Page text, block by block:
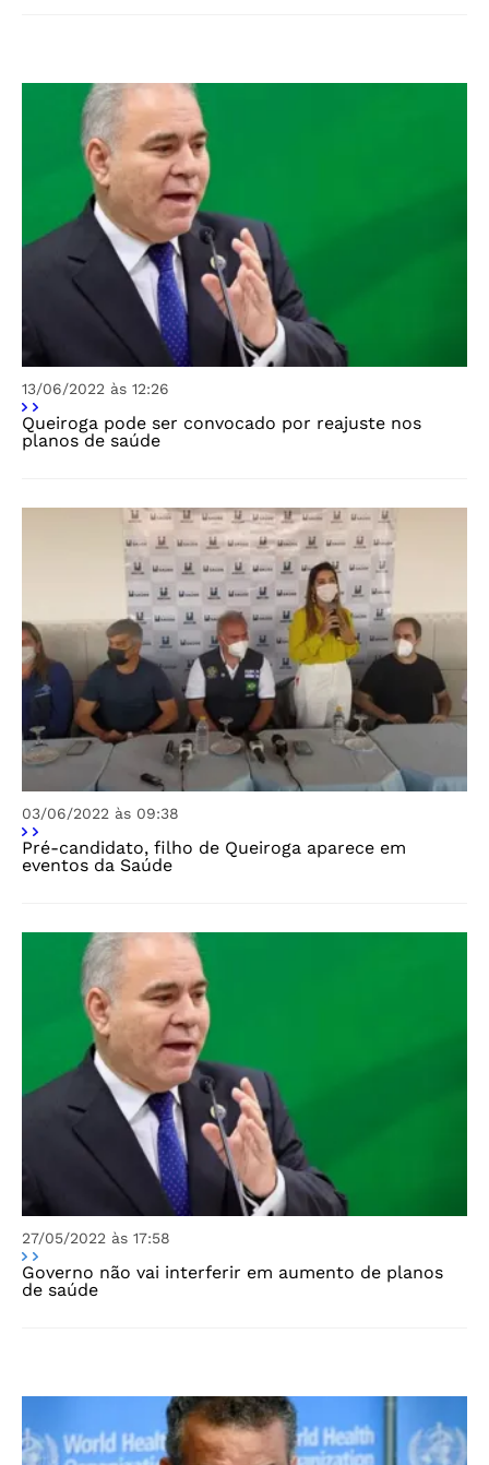
13/06/2022 às 12:26
Queiroga pode ser convocado por reajuste nos
planos de saúde
03/06/2022 às 09:38
Pré-candidato, filho de Queiroga aparece em
eventos da Saúde
27/05/2022 às 17:58
Governo não vai interferir em aumento de planos
de saúde